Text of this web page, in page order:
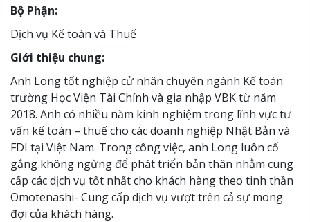
Bộ Phận:
Dịch vụ Kế toán và Thuế
Giới thiệu chung:
Anh Long tốt nghiệp cử nhân chuyên ngành Kế toán
trường Học Viện Tài Chính và gia nhập VBK từ năm
2018. Anh có nhiều năm kinh nghiệm trong lĩnh vực tư
vấn kế toán – thuế cho các doanh nghiệp Nhật Bản và
FDI tại Việt Nam. Trong công việc, anh Long luôn cố
gắng không ngừng để phát triển bản thân nhằm cung
cấp các dịch vụ tốt nhất cho khách hàng theo tinh thần
Omotenashi- Cung cấp dịch vụ vượt trên cả sự mong
đợi của khách hàng.